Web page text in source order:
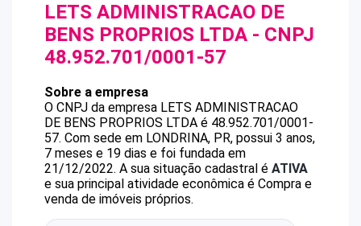
LETS ADMINISTRACAO DE
BENS PROPRIOS LTDA - CNPJ
48.952.701/0001-57
Sobre a empresa
O CNPJ da empresa LETS ADMINISTRACAO
DE BENS PROPRIOS LTDA é 48.952.701/0001-
57. Com sede em LONDRINA, PR, possui 3 anos,
7 meses e 19 dias e foi fundada em
21/12/2022. A sua situação cadastral é ATIVA
e sua principal atividade econômica é Compra e
venda de imóveis próprios.